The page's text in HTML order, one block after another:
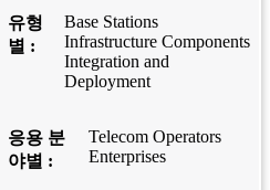
유형
별 :
Base Stations
Infrastructure Components
Integration and
Deployment
응용 분
야별 :
Telecom Operators
Enterprises